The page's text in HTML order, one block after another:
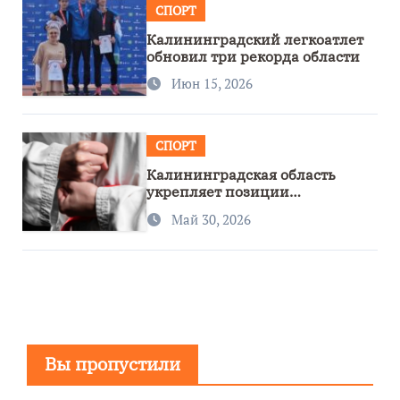
СПОРТ
Калининградский легкоатлет
обновил три рекорда области
Июн 15, 2026
СПОРТ
Калининградская область
укрепляет позиции
спортивного региона
Май 30, 2026
Вы пропустили